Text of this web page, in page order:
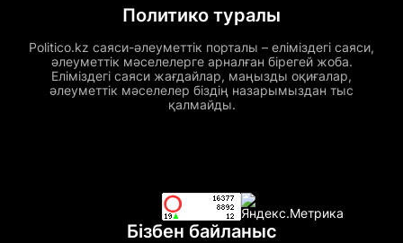
Политико туралы
Politico.kz саяси-әлеуметтік порталы – еліміздегі саяси,
әлеуметтік мәселелерге арналған бірегей жоба.
Еліміздегі саяси жағдайлар, маңызды оқиғалар,
әлеуметтік мәселелер біздің назарымыздан тыс
қалмайды.
Бізбен байланыс